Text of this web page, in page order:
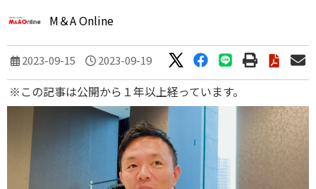
M＆A Online
2023-09-15 2023-09-19
※この記事は公開から１年以上経っています。